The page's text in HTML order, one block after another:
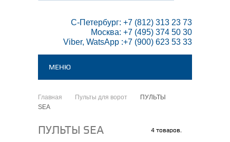
Москва: +7 (495) 374 50 30
Viber, WatsApp :+7 (900) 623 53 33
МЕНЮ
Главная
Пульты для ворот
ПУЛЬТЫ
SEA
ПУЛЬТЫ SEA 4 товаров.